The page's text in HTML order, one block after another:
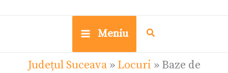
Meniu
Județul Suceava» Locuri » Baze de